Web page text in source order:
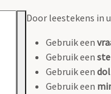
Door leestekens in
Gebruik een
Gebruik een
Gebruik een
Gebruik een